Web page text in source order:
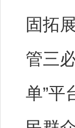
固拓
管三
单”平